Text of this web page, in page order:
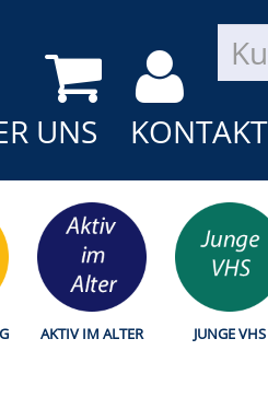
UNS KONTAKT
AKTIV IM ALTER JUNGE VHS